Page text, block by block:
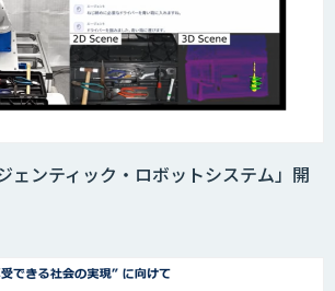
ェンティック・ロボットシステム」開